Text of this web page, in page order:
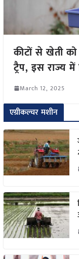
कीटों से खेती
ट्रैप, इस राज्य
March 12, 2025
एग्रीकल्चर मशीन